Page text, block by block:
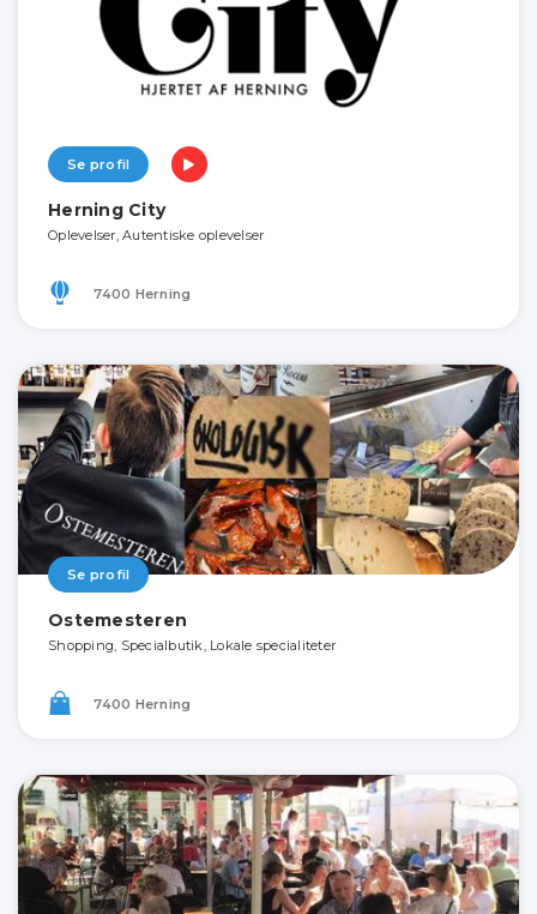
Se profil
Herning City
Oplevelser, Autentiske oplevelser
7400 Herning
Se profil
Ostemesteren
Shopping, Specialbutik, Lokale specialiteter
7400 Herning